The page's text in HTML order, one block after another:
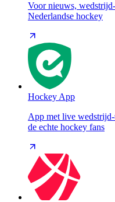
Voor nieuws,
Nederlandse hockey
Hockey App
App met live
de echte hockey fans